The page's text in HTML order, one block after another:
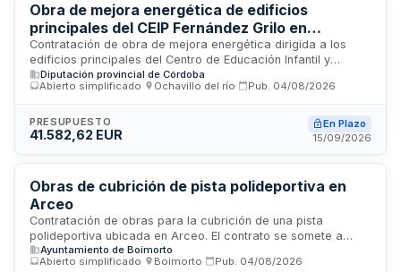
Obra de mejora energética de edificios
principales del CEIP Fernández Grilo en
Ochavillo del Río (Córdoba)
Contratación de obra de mejora energética dirigida a los
edificios principales del Centro de Educación Infantil y
Primaria Fernández Grilo ubicado en Ochavillo del Río,
provincia de Córdoba. El proyecto se incluye en el Plan de
período 24-27. La ejecución comprende trabajos de
eficiencia energética que requieren supervisión técnica y
Diputación provincial de Córdoba
Abierto simplificado
Ochavillo del río Pub. 04/08/2026
PRESUPUESTO
41.582,62 EUR
En Plazo
15/09/2026
Obras de cubrición de pista polideportiva en
Arceo
Contratación de obras para la cubrición de una pista
polideportiva ubicada en Arceo. El contrato se somete a
procedimiento simplificado conforme a la Ley de Contratos
del Sector Público, sin estar sujeto a regulación armonizada.
Ayuntamiento de Boimorto
Abierto simplificado
Boimorto Pub. 04/08/2026